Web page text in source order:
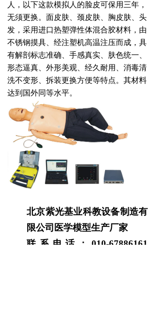
人，以下这款模拟人的脸皮可保用三年，
无须更换。 面皮肤、颈皮肤、胸皮肤、头
发，采用进口热塑弹性体混合胶材料，由
不锈钢摸具、经注塑机高温注压而成，具
有解剖标志准确、手感真实、肤色统一、
形态逼真、外形美观、经久耐用、消毒清
洗不变形、拆装更换方便等特点。其材料
达到国外同等水平。
北京紫光基业科教设备制造有
限公司医学模型生产厂家
联系电话： 010-67886161